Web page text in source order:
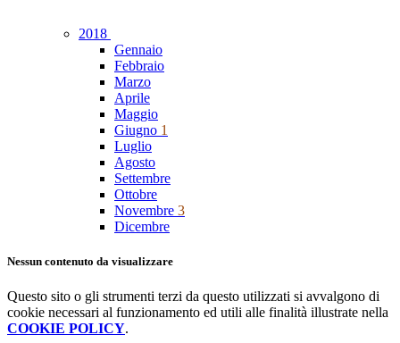
2018
Gennaio
Febbraio
Marzo
Aprile
Maggio
Giugno 1
Luglio
Agosto
Settembre
Ottobre
Novembre 3
Dicembre
Nessun contenuto da visualizzare
Questo sito o gli strumenti terzi da questo utilizzati si avvalgono di
cookie necessari al funzionamento ed utili alle finalità illustrate nella
COOKIE POLICY.